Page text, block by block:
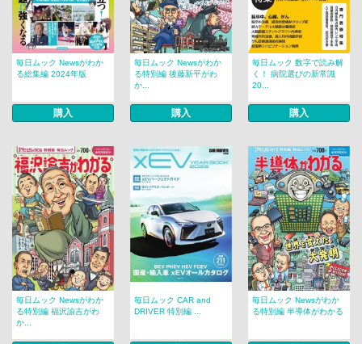
毎日ムック Newsがわか
る総集編 2024年版
購入
毎日ムック Newsがわか
る特別編 後藤新平がわ
か...
購入
毎日ムック 数字で読み解
く！ 病院選びの新常識
20...
購入
毎日ムック Newsがわか
る特別編 福沢諭吉がわ
か...
毎日ムック CAR and
DRIVER 特別編 ...
毎日ムック Newsがわか
る特別編 半導体がわかる